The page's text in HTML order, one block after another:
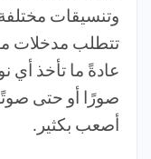
وتنسيقات
تتطلب مدخلات
عادةً ما تأخذ أي
صورًا أو حتى
أصعب بكثير.